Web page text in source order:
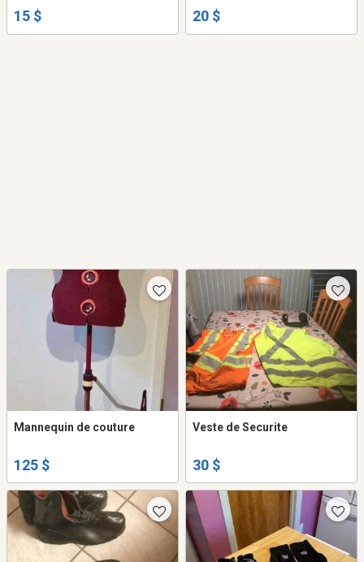
super propre, portées très
15 $
très propre.
20 $
Mannequin de couture
125 $
Veste de Securite
30 $